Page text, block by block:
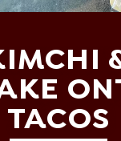
TACOS